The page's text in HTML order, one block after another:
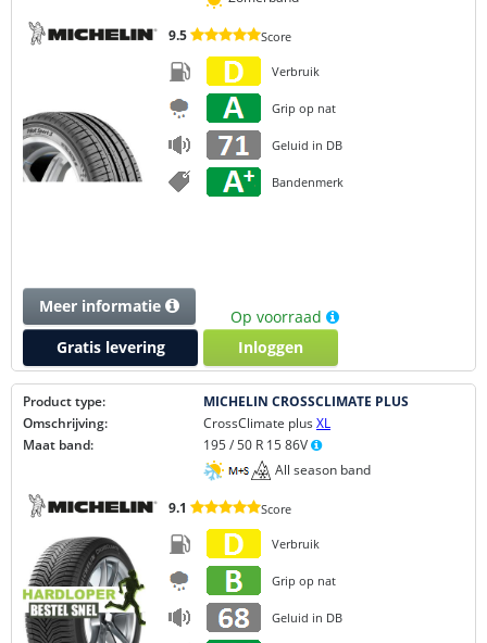
9.5 Score
Verbruik
Grip op nat
Geluid in DB
Bandenmerk
Op voorraad
Inloggen
Meer informatie
Gratis levering
Product type:
MICHELIN CROSSCLIMATE PLUS
Omschrijving:
CrossClimate plus XL
Maat band:
195 / 50 R 15 86V
All season band
9.1 Score
Verbruik
Grip op nat
Geluid in DB